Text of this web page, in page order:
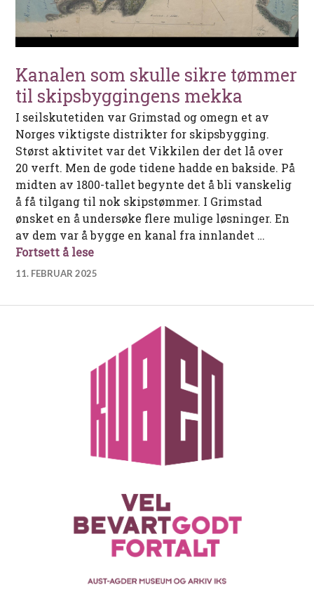
Kanalen som skulle sikre tømmer
til skipsbyggingens mekka
I seilskutetiden var Grimstad og omegn et av
Norges viktigste distrikter for skipsbygging.
Størst aktivitet var det Vikkilen der det lå over
20 verft. Men de gode tidene hadde en bakside. På
midten av 1800-tallet begynte det å bli vanskelig
å få tilgang til nok skipstømmer. I Grimstad
ønsket en å undersøke flere mulige løsninger. En
av dem var å bygge en kanal fra innlandet …
Fortsett å leseKanalen som skulle sikre tømmer til
11. FEBRUAR 2025